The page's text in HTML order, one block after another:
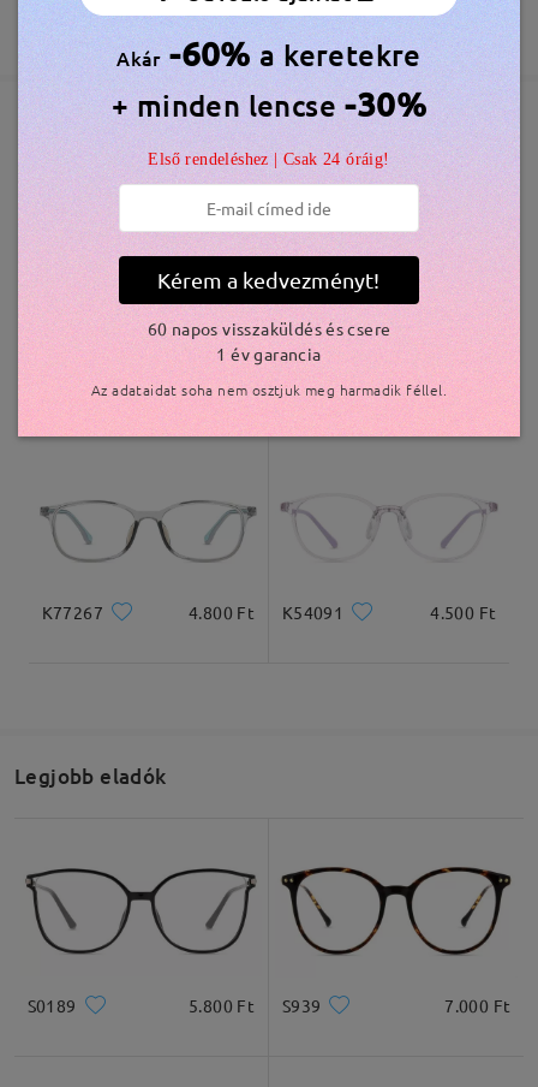
feldolgozási idő
5-7 munkanap
részletek
Elküldve
szállítási idő
5-7 munkanap
Kiszállítva
365 Napos Garancia
Bővebben
Hasonló keretek
TR15636 6.000 Ft K48300 4.800 Ft
K77267 4.800 Ft K54091 4.500 Ft
Legjobb eladók
S0189 5.800 Ft S939 7.000 Ft
Akár -60% a keretekre
+ minden lencse -30%
Első rendeléshez | Csak 24 óráig!
Kérem a kedvezményt!
60 napos visszaküldés és csere
1 év garancia
Az adataidat soha nem osztjuk meg harmadik féllel.